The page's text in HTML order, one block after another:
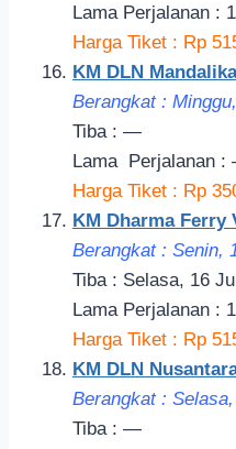
Lama Perjalanan :
Harga Tiket : Rp
KM DLN Mandalika
Berangkat :
Tiba : —
Lama Perjalanan :
Harga Tiket : Rp
KM Dharma Ferry
Berangkat : Senin,
Tiba : Selasa, 16
Lama Perjalanan :
Harga Tiket : Rp
KM DLN
Berangkat :
Tiba : —